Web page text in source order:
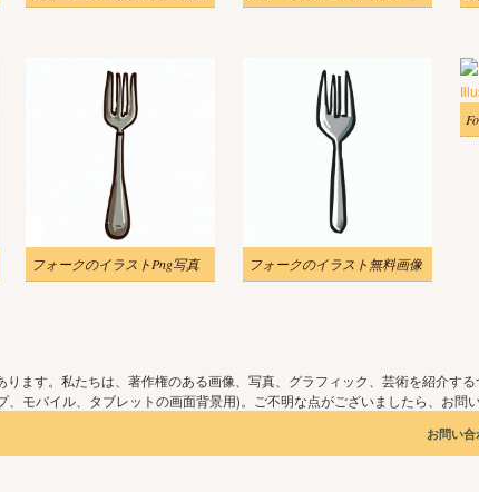
フォークのイラストPng写真 フォークのイラスト無料画像
ます。私たちは、著作権のある画像、写真、グラフィック、芸術を紹介す
モバイル、タブレットの画面背景用)。ご不明な点がございましたら、お問い
お問い合